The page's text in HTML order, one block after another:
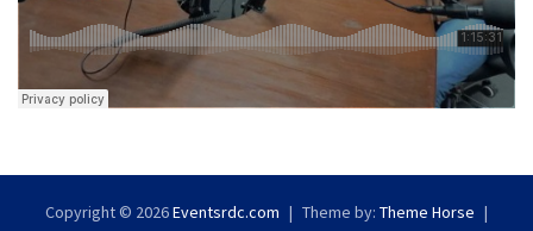
Copyright © 2026Eventsrdc.com Theme by: Theme Horse